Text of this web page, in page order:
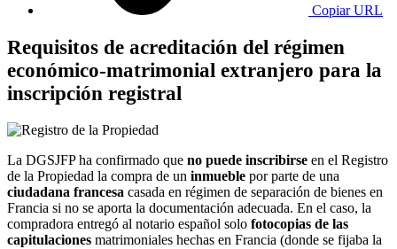
Copiar URL
Requisitos de acreditación del régimen
económico-matrimonial extranjero para la
inscripción registral
La DGSJFP ha confirmado que no puede inscribirse en el Registro
de la Propiedad la compra de un inmueble por parte de una
ciudadana francesa casada en régimen de separación de bienes en
Francia si no se aporta la documentación adecuada. En el caso, la
compradora entregó al notario español solo fotocopias de las
capitulaciones matrimoniales hechas en Francia (donde se fijaba la